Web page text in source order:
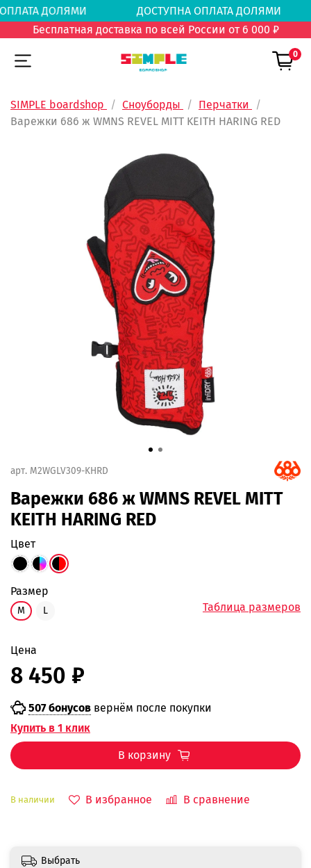
ОПЛАТА ДОЛЯМИ
ДОСТУПНА ОПЛАТА
Бесплатная доставка по всей России от 6 000 ₽
0
SIMPLE boardshop Сноуборды
Перчатки
Варежки 686 ж WMNS REVEL MITT KEITH HARING RED
арт. M2WGLV309-KHRD
Варежки 686 ж WMNS REVEL MITT
KEITH HARING RED
В наличии В избранное В сравнение
цвет
размер
M L Таблица размеров
Цена
8 450 ₽
507 бонусов вернём после покупки
Купить в 1 клик
В корзину
Выбрать